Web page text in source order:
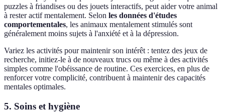
puzzles à friandises ou des jouets interactifs, peut aider votre animal
à rester actif mentalement. Selon les données d'études
comportementales, les animaux mentalement stimulés sont
généralement moins sujets à l'anxiété et à la dépression.
Variez les activités pour maintenir son intérêt : tentez des jeux de
recherche, initiez-le à de nouveaux trucs ou même à des activités
simples comme l'obéissance de routine. Ces exercices, en plus de
renforcer votre complicité, contribuent à maintenir des capacités
mentales optimales.
5. Soins et hygiène